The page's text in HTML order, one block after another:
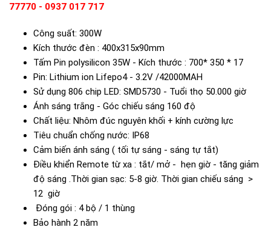
77770 - 0937 017 717
Công suất: 300W
Kích thước đèn : 400x315x90mm
Tấm Pin polysilicon 35W - Kích thước : 700* 350 * 17
Pin: Lithium ion Lifepo4 - 3.2V /42000MAH
Sử dụng 806 chip LED: SMD5730 - Tuổi thọ 50.000 giờ
Ánh sáng trắng - Góc chiếu sáng 160 độ
Chất liệu: Nhôm đúc nguyên khối + kính cường lực
Tiêu chuẩn chống nước: IP68
Cảm biến ánh sáng ( tối tự sáng - sáng tự tắt)
Điều khiển Remote từ xa : tắt/ mở - hẹn giờ - tăng giảm
độ sáng .Thời gian sạc: 5-8 giờ. Thời gian chiếu sáng >
12 giờ
Đóng gói : 4 bộ / 1 thùng
Bảo hành 2 năm